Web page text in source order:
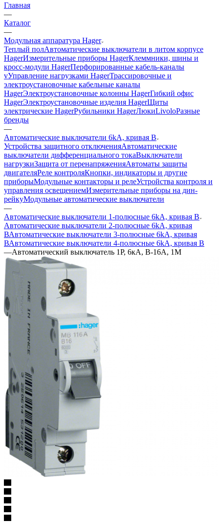
Главная
—
Каталог
—
Модульная аппаратура Hager
Теплый полАвтоматические выключатели в литом корпусе
HagerИзмерительные приборы HagerКлеммники, шины и
кросс-модули HagerПерфорированные кабель-каналы
vУправление нагрузками HagerТрассировочные и
электроустановочные кабельные каналы
HagerЭлектроустановочные колонны HagerГибкий офис
HagerЭлектроустановочные изделия HagerЩиты
электрические HagerРубильники HagerЛюкиLivoloРазные
бренды
—
Автоматические выключатели 6kA, кривая В
Устройства защитного отключенияАвтоматические
выключатели дифференциального токаВыключатели
нагрузкиЗащита от перенапряженияАвтоматы защиты
двигателяРеле контроляКнопки, индикаторы и другие
приборыМодульные контакторы и релеУстройства контроля и
управления освещениемИзмерительные приборы на дин-
рейкуМодульные автоматические выключатели
—
Автоматические выключатели 1-полюсные 6kA, кривая В
Автоматические выключатели 2-полюсные 6kA, кривая
ВАвтоматические выключатели 3-полюсные 6kA, кривая
ВАвтоматические выключатели 4-полюсные 6kA, кривая В
—Автоматический выключатель 1Р, 6кА, В-16А, 1М